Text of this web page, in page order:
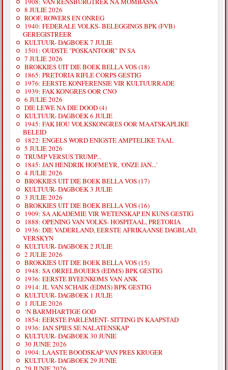
8 JULIE 2026
ROOF, ROWERS EN ONREG
1940: FEDERALE VOLKS- BELEGGINGS BPK (FVB)
GEREGISTREER
KULTUUR- DAGBOEK 7 JULIE
1501: OUDSTE "POSKANTOOR" IN SA
7 JULIE 2026
BROKKIES UIT DIE BOEK BELLA VOS (18)
1865: PRETORIA RIFLE CORPS GESTIG
1976: EERSTE KONFERENSIE VIR KULTUURRADE
1939: FAK KONGRES OOR CNO
6 JULIE 2026
DIE LEWE NA DIE DOOD (4)
KULTUUR- DAGBOEK 6 JULIE
1945: FAK HOU VOLKSKONGRES OOR MAATSKAPLIKE
BELEID
1822: ENGELS WORD ENIGSTE AMPTELIKE TAAL
5 JULIE 2026
TRUMP VERSUS TRUMP...
1845: JAN HENDRIK HOFMEYR, 'ONZE JAN...'
4 JULIE 2026
BROKKIES UIT DIE BOEK BELLA VOS (17)
KULTUUR- DAGBOEK 3 JULIE
3 JULIE 2026
BROKKIES UIT DIE BOEK BELLA VOS (16)
1909: SA AKADEMIE VIR WETENSKAP EN KUNS GESTIG
1888: OPENING VAN VOLKS- HOSPITAAL, PRETORIA
1936: DIE VADERLAND, EERSTE AFRIKAANSE DAGBLAD,
VERSKYN
KULTUUR- DAGBOEK 2 JULIE
2 JULIE 2026
BROKKIES UIT DIE BOEK BELLA VOS (15)
1948: SA ORRELBOUERS (EDMS) BPK GESTIG
1936: EERSTE BYEENKOMS VAN ANK
1914: JL VAN SCHAIK (EDMS) BPK GESTIG
KULTUUR- DAGBOEK 1 JULIE
1 JULIE 2026
‘N BARMHARTIGE GOD
1854: EERSTE PARLEMENT- SITTING IN KAAPSTAD
1936: JAN SPIES SE NALATENSKAP
KULTUUR- DAGBOEK 30 JUNIE
30 JUNIE 2026
1904: LAASTE BOODSKAP VAN PRES KRUGER
KULTUUR- DAGBOEK 29 JUNIE